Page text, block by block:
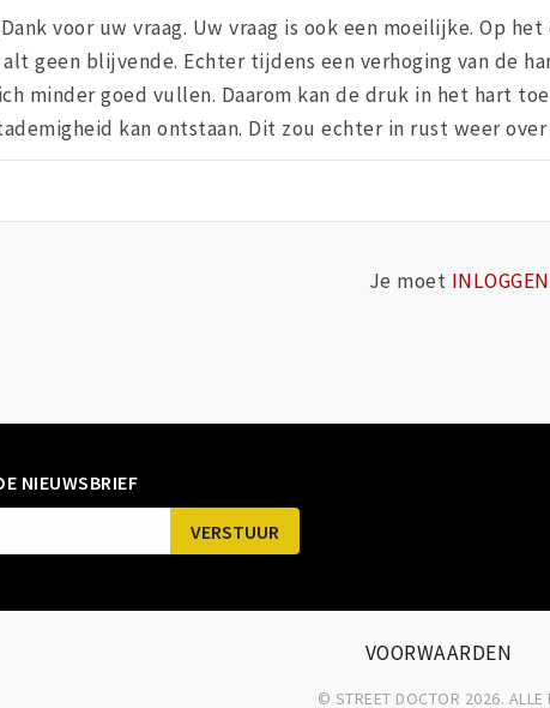
voor uw vraag. Uw vraag is ook een moeilijke. Op
geen blijvende. Echter tijdens een verhoging van de
minder goed vullen. Daarom kan de druk in het hart
kan ontstaan. Dit zou echter in rust weer
Je moet INLOGGEN
NIEUWSBRIEF
VOORWAARDEN
© STREET DOCTOR 2026. ALLE